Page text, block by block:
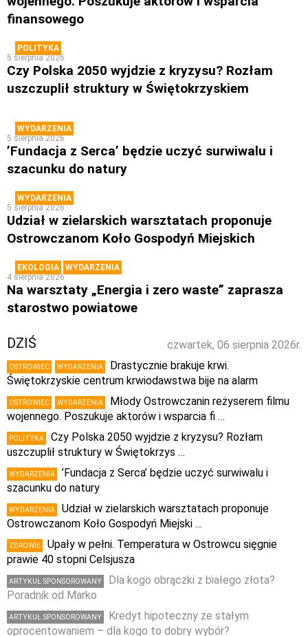
finansowego
POLITYKA
5 sierpnia 2026
Czy Polska 2050 wyjdzie z kryzysu? Rozłam
uszczuplił struktury w Świętokrzyskiem
WYDARZENIA
5 sierpnia 2026
’Fundacja z Serca’ będzie uczyć surwiwalu i
szacunku do natury
WYDARZENIA
5 sierpnia 2026
Udział w zielarskich warsztatach proponuje
Ostrowczanom Koło Gospodyń Miejskich
EKOLOGIA
WYDARZENIA
4 sierpnia 2026
Na warsztaty „Energia i zero waste” zaprasza
starostwo powiatowe
czwartek, 06 sierpnia 2026r.
DZIŚ
OSTROWIEC WYDARZENIA
Drastycznie brakuje krwi.
Świętokrzyskie centrum krwiodawstwa bije na alarm
OSTROWIEC WYDARZENIA
Młody Ostrowczanin reżyserem filmu
wojennego. Poszukuje aktorów i wsparcia fi …
POLITYKA
Czy Polska 2050 wyjdzie z kryzysu? Rozłam
uszczuplił struktury w Świętokrzys …
WYDARZENIA
’Fundacja z Serca’ będzie uczyć surwiwalu i
szacunku do natury
WYDARZENIA
Udział w zielarskich warsztatach proponuje
Ostrowczanom Koło Gospodyń Miejski …
ZDROWIE
Upały w pełni. Temperatura w Ostrowcu sięgnie
prawie 40 stopni Celsjusza
ARTYKUŁ SPONSOROWANY
Dla kogo obrączki z białego złota?
Poradnik od Marko
ARTYKUŁ SPONSOROWANY
Kredyt hipoteczny ze stałym
oprocentowaniem – dla kogo to dobry wybór?